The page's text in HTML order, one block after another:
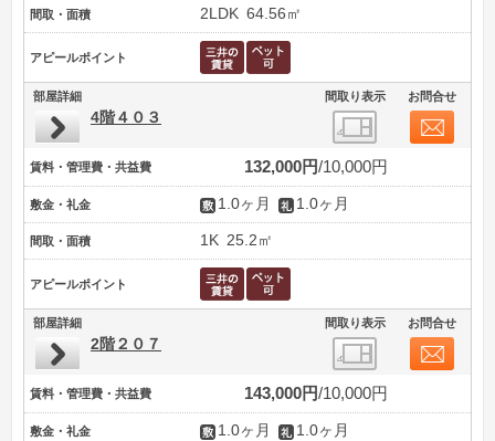
間取・面積 2LDK 64.56㎡
アピールポイント
部屋詳細 間取り表示 お問合せ
4階４０３
賃料・管理費・共益費 132,000円 10,000円
敷金・礼金 1.0ヶ月 1.0ヶ月
間取・面積 1K 25.2㎡
アピールポイント
部屋詳細 間取り表示 お問合せ
2階２０７
賃料・管理費・共益費 143,000円 10,000円
敷金・礼金 1.0ヶ月 1.0ヶ月